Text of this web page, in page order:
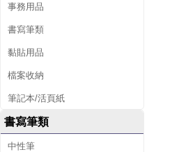
事務用品
書寫筆類
黏貼用品
檔案收納
筆記本/活頁紙
書寫筆類
中性筆